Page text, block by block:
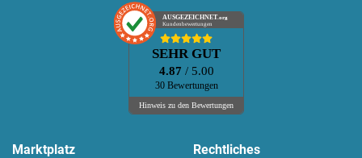
AUSGEZEICHNET .org
Kundenbewertungen
SEHR GUT
4.87 / 5.00
30 Bewertungen
Hinweis zu den Bewertungen
Marktplatz Rechtliches